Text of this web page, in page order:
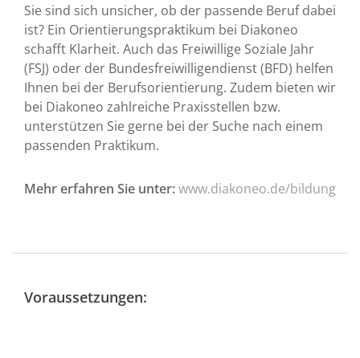
Sie sind sich unsicher, ob der passende Beruf dabei
ist? Ein Orientierungspraktikum bei Diakoneo
schafft Klarheit. Auch das Freiwillige Soziale Jahr
(FSJ) oder der Bundesfreiwilligendienst (BFD) helfen
Ihnen bei der Berufsorientierung. Zudem bieten wir
bei Diakoneo zahlreiche Praxisstellen bzw.
unterstützen Sie gerne bei der Suche nach einem
passenden Praktikum.
Mehr erfahren Sie unter:www.diakoneo.de/bildung
Voraussetzungen: